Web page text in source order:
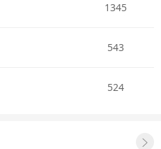
1345
543
524
